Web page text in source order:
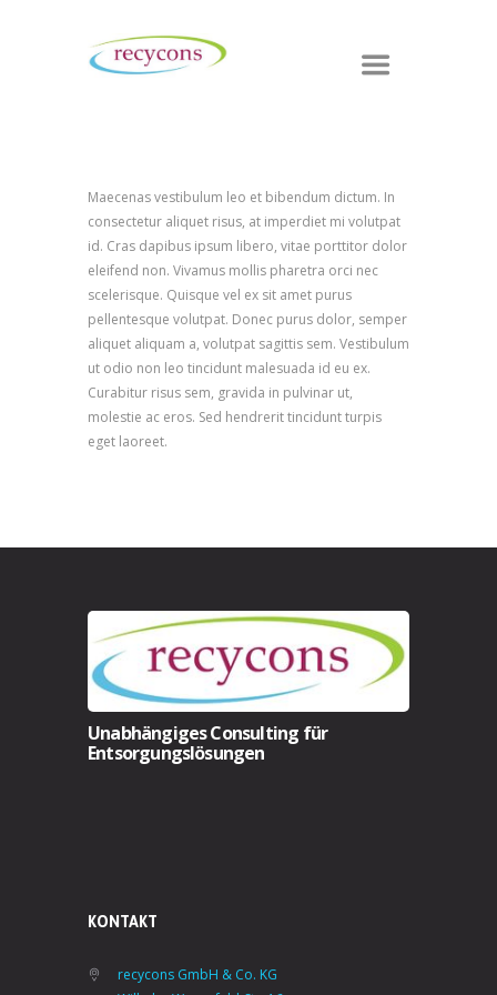
Maecenas vestibulum leo et bibendum dictum. In
consectetur aliquet risus, at imperdiet mi volutpat
id. Cras dapibus ipsum libero, vitae porttitor dolor
eleifend non. Vivamus mollis pharetra orci nec
scelerisque. Quisque vel ex sit amet purus
pellentesque volutpat. Donec purus dolor, semper
aliquet aliquam a, volutpat sagittis sem. Vestibulum
ut odio non leo tincidunt malesuada id eu ex.
Curabitur risus sem, gravida in pulvinar ut,
molestie ac eros. Sed hendrerit tincidunt turpis
eget laoreet.
Unabhängiges Consulting für
Entsorgungslösungen
KONTAKT
recycons GmbH & Co. KG